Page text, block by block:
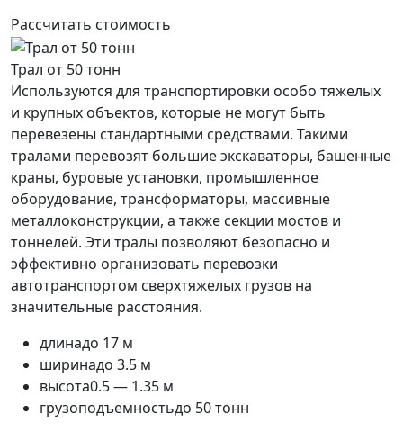
Рассчитать стоимость
Трал от 50 тонн
Используются для транспортировки особо тяжелых
и крупных объектов, которые не могут быть
перевезены стандартными средствами. Такими
тралами перевозят большие экскаваторы, башенные
краны, буровые установки, промышленное
оборудование, трансформаторы, массивные
металлоконструкции, а также секции мостов и
тоннелей. Эти тралы позволяют безопасно и
эффективно организовать перевозки
автотранспортом сверхтяжелых грузов на
значительные расстояния.
длинадо 17 м
ширинадо 3.5 м
высота0.5 — 1.35 м
грузоподъемностьдо 50 тонн